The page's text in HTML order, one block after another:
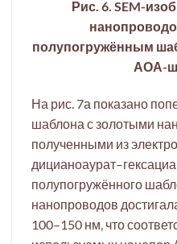
Рис. 6. SEM-
полупогружённым
АОА-
На рис. 7а показано
шаблона с золотыми
полученными из
полупогружённого
нанопроводов
100–150 нм, что